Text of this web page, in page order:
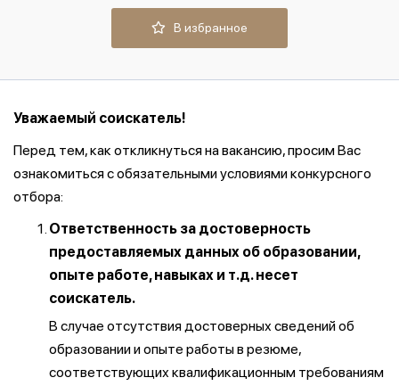
В избранное
Уважаемый соискатель!
Перед тем, как откликнуться на вакансию, просим Вас
ознакомиться с обязательными условиями конкурсного
отбора:
Ответственность за достоверность
предоставляемых данных об образовании,
опыте работе, навыках и т.д. несет
соискатель.
В случае отсутствия достоверных сведений об
образовании и опыте работы в резюме,
соответствующих квалификационным требованиям